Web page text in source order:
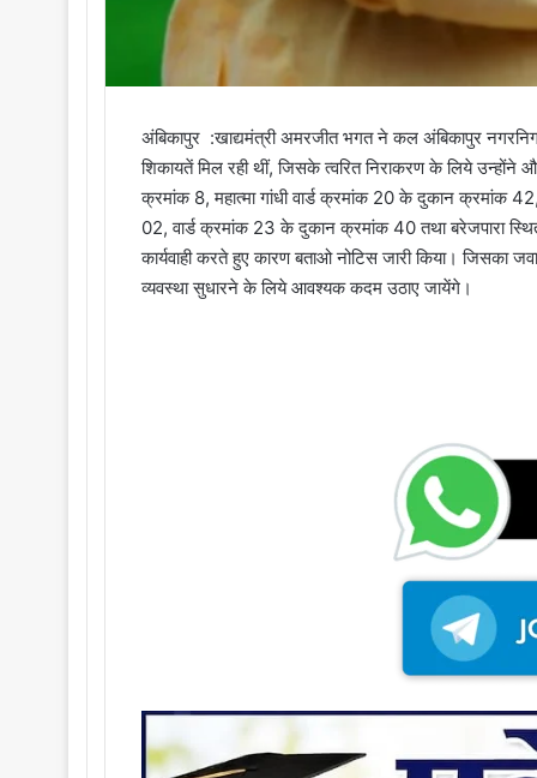
अंबिकापुर :खाद्यमंत्री अमरजीत भगत ने कल अंबिकापुर
शिकायतें मिल रही थीं, जिसके त्वरित निराकरण के लिये उन्होंने
क्रमांक 8, महात्मा गांधी वार्ड क्रमांक 20 के दुकान क्रमांक
02, वार्ड क्रमांक 23 के दुकान क्रमांक 40 तथा बरेजपारा
कार्यवाही करते हुए कारण बताओ नोटिस जारी किया। जिसका
व्यवस्था सुधारने के लिये आवश्यक कदम उठाए जायेंगे।